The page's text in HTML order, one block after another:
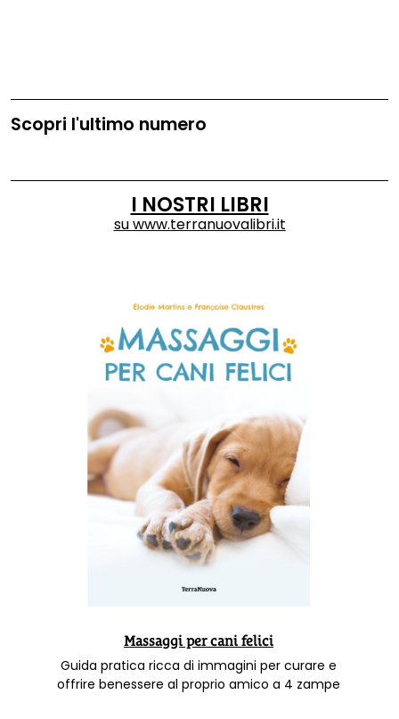
Scopri l'ultimo numero
I NOSTRI LIBRI
suwww.terranuovalibri.it
Massaggi per cani felici
Guida pratica ricca di immagini per curare e
offrire benessere al proprio amico a 4 zampe